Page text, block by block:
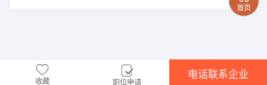
收藏 职位申请
电话联系企业